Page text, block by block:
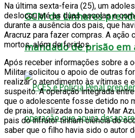
GCM de Linhares
mandado de prisão em
Na última sexta-feira (25), um
deslocou até as duas escolas e
durante a ausência dos pais, que
Aracruz para fazer compras. A ação
mortos, além de feridos.
Após receber informações sobre a
Militar solicitou o apoio de outras
realizar o atendimento às vítimas e
suspeito. A operação integrada
que o adolescente fosse detido no
de praia, localizada no bairro Mar
pais do infrator tinham ciência do
saber que o filho havia sido o autor